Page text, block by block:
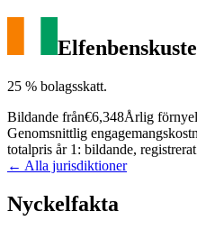
25 % bolagsskatt.
Bildande från€6,348Årlig
Genomsnittlig
totalpris år 1: bildande,
← Alla jurisdiktioner
Nyckelfakta